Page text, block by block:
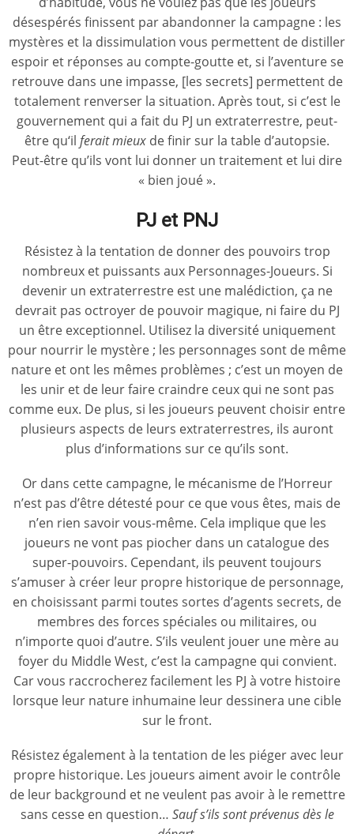
désespérés finissent par abandonner la campagne : les
mystères et la dissimulation vous permettent de distiller
espoir et réponses au compte-goutte et, si l’aventure se
retrouve dans une impasse, [les secrets] permettent de
totalement renverser la situation. Après tout, si c’est le
gouvernement qui a fait du PJ un extraterrestre, peut-
être qu‘il ferait mieux de finir sur la table d’autopsie.
Peut-être qu’ils vont lui donner un traitement et lui dire
« bien joué ».
PJ et PNJ
Résistez à la tentation de donner des pouvoirs trop
nombreux et puissants aux Personnages-Joueurs. Si
devenir un extraterrestre est une malédiction, ça ne
devrait pas octroyer de pouvoir magique, ni faire du PJ
un être exceptionnel. Utilisez la diversité uniquement
pour nourrir le mystère ; les personnages sont de même
nature et ont les mêmes problèmes ; c’est un moyen de
les unir et de leur faire craindre ceux qui ne sont pas
comme eux. De plus, si les joueurs peuvent choisir entre
plusieurs aspects de leurs extraterrestres, ils auront
plus d’informations sur ce qu’ils sont.
Or dans cette campagne, le mécanisme de l’Horreur
n’est pas d’être détesté pour ce que vous êtes, mais de
n’en rien savoir vous-même. Cela implique que les
joueurs ne vont pas piocher dans un catalogue des
super-pouvoirs. Cependant, ils peuvent toujours
s’amuser à créer leur propre historique de personnage,
en choisissant parmi toutes sortes d’agents secrets, de
membres des forces spéciales ou militaires, ou
n’importe quoi d’autre. S’ils veulent jouer une mère au
foyer du Middle West, c’est la campagne qui convient.
Car vous raccrocherez facilement les PJ à votre histoire
lorsque leur nature inhumaine leur dessinera une cible
sur le front.
Résistez également à la tentation de les piéger avec leur
propre historique. Les joueurs aiment avoir le contrôle
de leur background et ne veulent pas avoir à le remettre
sans cesse en question… Sauf s’ils sont prévenus dès le